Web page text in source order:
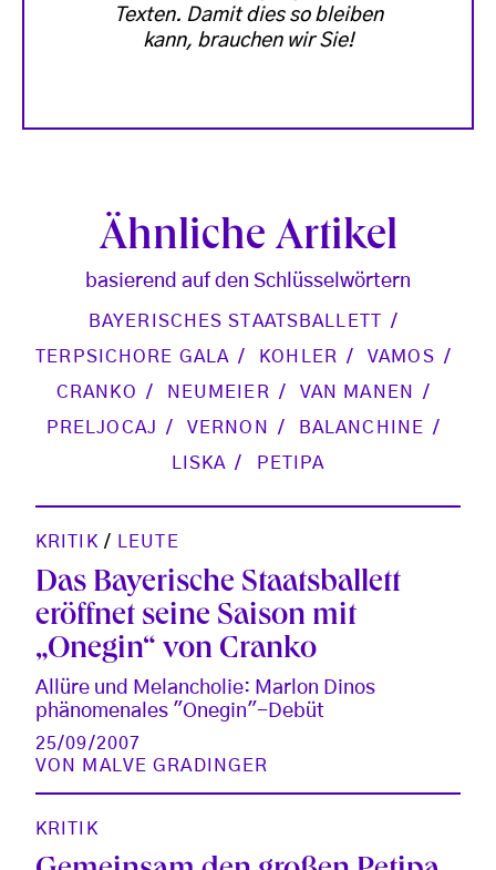
Texten. Damit dies so bleiben
kann, brauchen wir Sie!
Ähnliche Artikel
basierend auf den Schlüsselwörtern
BAYERISCHES STAATSBALLETT
TERPSICHORE GALA
KOHLER
VAMOS
CRANKO
NEUMEIER
VAN MANEN
PRELJOCAJ
VERNON
BALANCHINE
LISKA
PETIPA
KRITIK / LEUTE
Das Bayerische Staatsballett
eröffnet seine Saison mit
„Onegin“ von Cranko
Allüre und Melancholie: Marlon Dinos
phänomenales "Onegin"-Debüt
25/09/2007
VON MALVE GRADINGER
KRITIK